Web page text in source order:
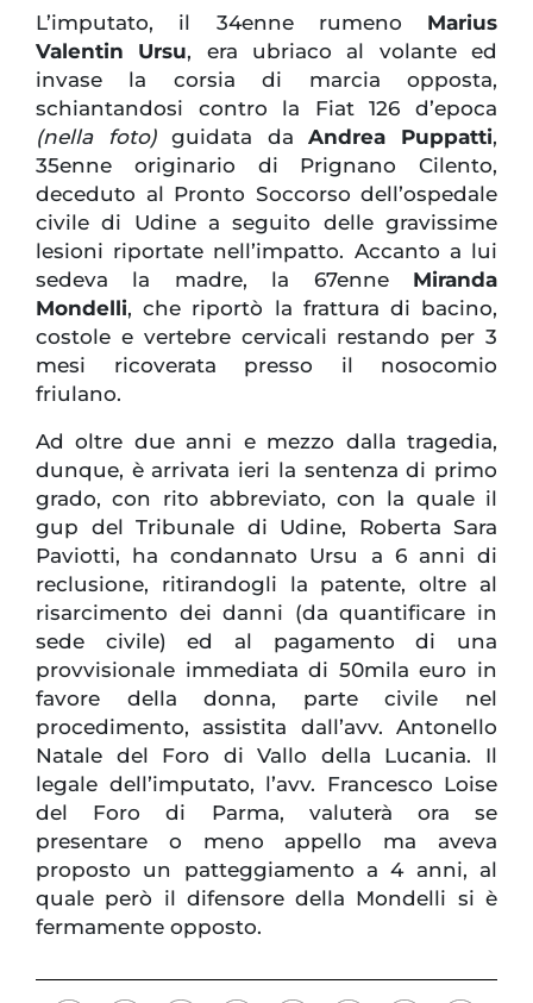
L’imputato, il 34enne rumeno Marius
Valentin Ursu, era ubriaco al volante ed
invase la corsia di marcia opposta,
schiantandosi contro la Fiat 126 d’epoca
(nella foto)guidata daAndrea Puppatti,
35enne originario di Prignano Cilento,
deceduto al Pronto Soccorso dell’ospedale
civile di Udine a seguito delle gravissime
lesioni riportate nell’impatto. Accanto a lui
sedeva la madre, la 67enne Miranda
Mondelli, che riportò la frattura di bacino,
costole e vertebre cervicali restando per 3
mesi ricoverata presso il nosocomio
friulano.
Ad oltre due anni e mezzo dalla tragedia,
dunque, è arrivata ieri la sentenza di primo
grado, con rito abbreviato, con la quale il
gup del Tribunale di Udine, Roberta Sara
Paviotti, ha condannato Ursu a 6 anni di
reclusione, ritirandogli la patente, oltre al
risarcimento dei danni (da quantificare in
sede civile) ed al pagamento di una
provvisionale immediata di 50mila euro in
favore della donna, parte civile nel
procedimento, assistita dall’avv. Antonello
Natale del Foro di Vallo della Lucania. Il
legale dell’imputato, l’avv. Francesco Loise
del Foro di Parma, valuterà ora se
presentare o meno appello ma aveva
proposto un patteggiamento a 4 anni, al
quale però il difensore della Mondelli si è
fermamente opposto.